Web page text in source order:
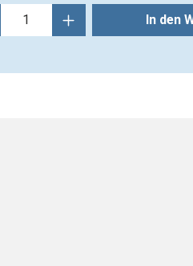
Anzahl: GibIn den